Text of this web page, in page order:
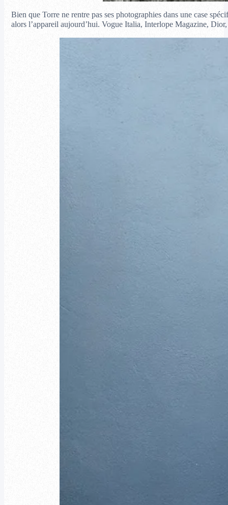
Bien que Torre ne rentre pas ses photographies dans une case
alors l’appareil aujourd’hui. Vogue Italia, Interlope Magazine,